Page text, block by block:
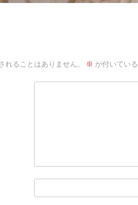
れることはありません。 ※ が付いてい